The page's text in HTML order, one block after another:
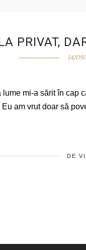
PRIVAT,
14/
mi-a sărit în cap
am vrut doar să
DE